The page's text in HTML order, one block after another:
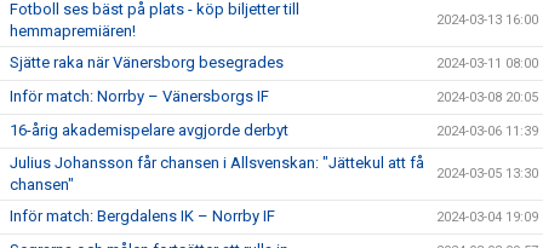
Fotboll ses bäst på plats - köp biljetter till
hemmapremiären!
2024-03-13 16:00
Sjätte raka när Vänersborg besegrades 2024-03-11 08:00
Inför match: Norrby – Vänersborgs IF 2024-03-08 20:05
16-årig akademispelare avgjorde derbyt 2024-03-06 11:39
Julius Johansson får chansen i Allsvenskan: "Jättekul att få
chansen"
2024-03-05 13:30
Inför match: Bergdalens IK – Norrby IF 2024-03-04 19:09